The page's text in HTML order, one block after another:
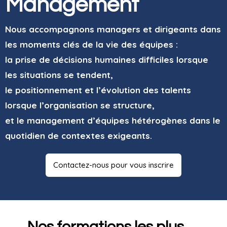
Management
Nous accompagnons managers et dirigeants dans
les moments clés de la vie des équipes :
la prise de décisions humaines difficiles lorsque
les situations se tendent,
le positionnement et l’évolution des talents
lorsque l’organisation se structure,
et le management d’équipes hétérogènes dans le
quotidien de contextes exigeants.
Contactez-nous pour vous inscrire